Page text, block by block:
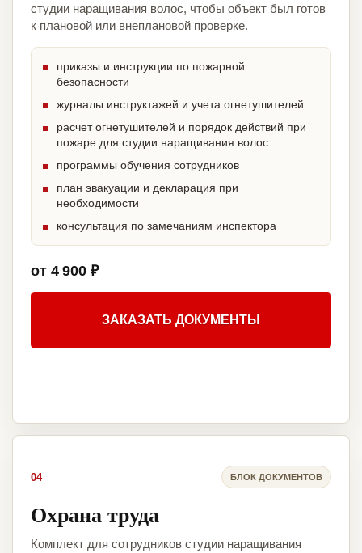
студии наращивания волос, чтобы объект был готов
к плановой или внеплановой проверке.
приказы и инструкции по пожарной
безопасности
журналы инструктажей и учета огнетушителей
расчет огнетушителей и порядок действий при
пожаре для студии наращивания волос
программы обучения сотрудников
план эвакуации и декларация при
необходимости
консультация по замечаниям инспектора
от 4 900 ₽
ЗАКАЗАТЬ ДОКУМЕНТЫ
04 БЛОК ДОКУМЕНТОВ
Охрана труда
Комплект для сотрудников студии наращивания